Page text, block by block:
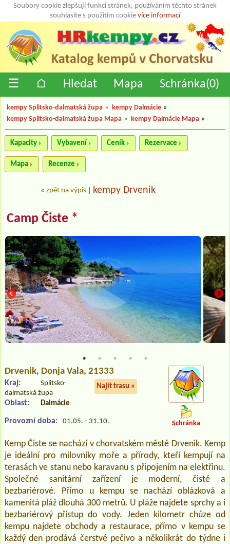
Soubory cookie zlepšují funkci stránek, používáním těchto stránek
souhlasíte s použitím cookie více informací
☰ ⌂ Hledat Mapa Schránka(0)
kempy Splitsko-dalmatská župa » kempy Dalmácie »
kempy Splitsko-dalmatská župa Mapa » kempy Dalmácie Mapa »
Kapacity Vybavení Ceník Rezervace
Mapa Recenze
« zpět na výpis kempy Drvenik
Camp Čiste *
Drvenik, Donja Vala, 21333
Najít trasu »
Kraj:
Splitsko-
dalmatská župa
Oblast: Dalmácie
Provozní doba: 01.05. - 31.10. Schránka
Kemp Čiste se nachází v chorvatském městě Drvenik. Kemp
je ideální pro milovníky moře a přírody, kteří kempují na
terasách ve stanu nebo karavanu s připojením na elektřinu.
Společné sanitární zařízení je moderní, čisté a
bezbariérové. Přímo u kempu se nachází oblázková a
kamenitá pláž dlouhá 300 metrů. U pláže najdete sprchy a i
bezbariérový přístup do vody. Jeden kilometr chůze od
kempu najdete obchody a restaurace, přímo v kempu se
každý den prodává čerstvé pečivo a několikrát do týdne i